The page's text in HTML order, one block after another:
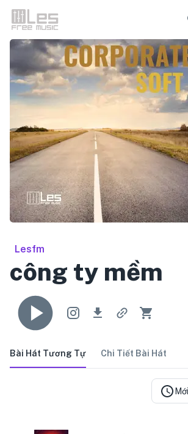
Lesfm
công ty mềm
Bài Hát Tương Tự Chi Tiết Bài Hát